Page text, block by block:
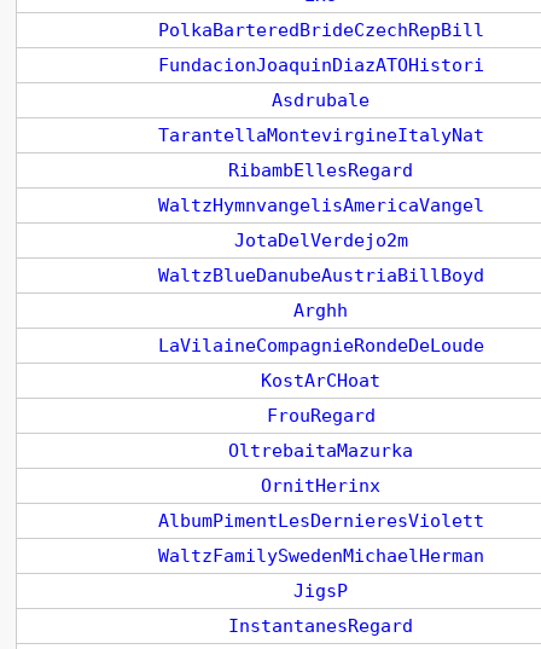
PolkaBarteredBrideCzechRepBill
FundacionJoaquinDiazATOHistori
Asdrubale
TarantellaMontevirgineItalyNat
RibambEllesRegard
WaltzHymnvangelisAmericaVangel
JotaDelVerdejo2m
WaltzBlueDanubeAustriaBillBoyd
Arghh
LaVilaineCompagnieRondeDeLoude
KostArCHoat
FrouRegard
OltrebaitaMazurka
OrnitHerinx
AlbumPimentLesDernieresViolett
WaltzFamilySwedenMichaelHerman
JigsP
InstantanesRegard